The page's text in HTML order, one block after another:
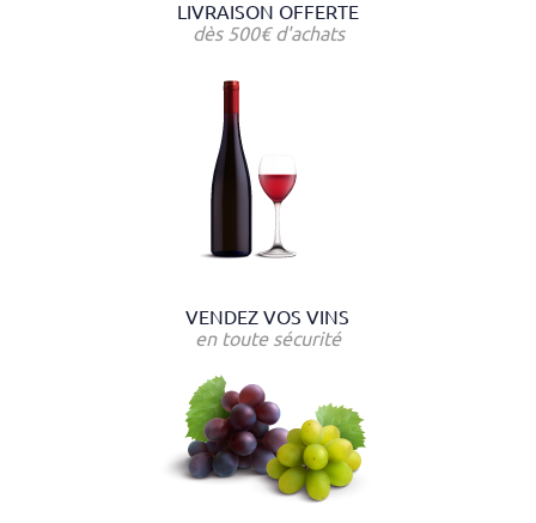
LIVRAISON OFFERTE
dès 500€ d'achats
VENDEZ VOS VINS
en toute sécurité